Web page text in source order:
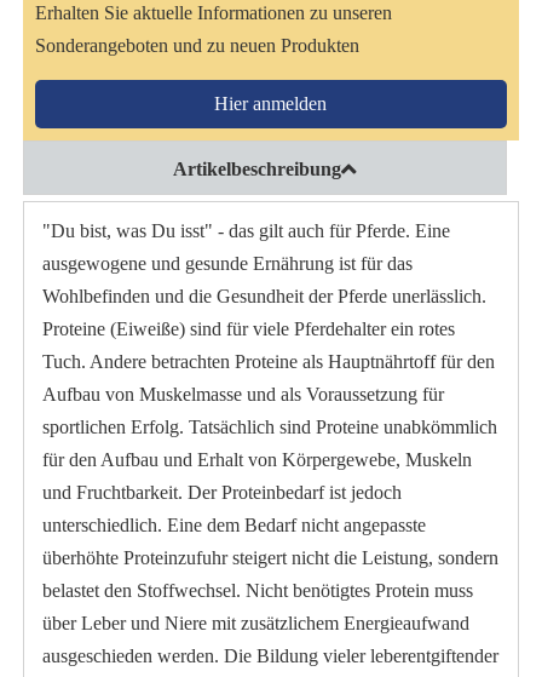
Erhalten Sie aktuelle Informationen zu unseren
Sonderangeboten und zu neuen Produkten
Hier anmelden
Artikelbeschreibung
"Du bist, was Du isst" - das gilt auch für Pferde. Eine
ausgewogene und gesunde Ernährung ist für das
Wohlbefinden und die Gesundheit der Pferde unerlässlich.
Proteine (Eiweiße) sind für viele Pferdehalter ein rotes
Tuch. Andere betrachten Proteine als Hauptnährtoff für den
Aufbau von Muskelmasse und als Voraussetzung für
sportlichen Erfolg. Tatsächlich sind Proteine unabkömmlich
für den Aufbau und Erhalt von Körpergewebe, Muskeln
und Fruchtbarkeit. Der Proteinbedarf ist jedoch
unterschiedlich. Eine dem Bedarf nicht angepasste
überhöhte Proteinzufuhr steigert nicht die Leistung, sondern
belastet den Stoffwechsel. Nicht benötigtes Protein muss
über Leber und Niere mit zusätzlichem Energieaufwand
ausgeschieden werden. Die Bildung vieler leberentgiftender